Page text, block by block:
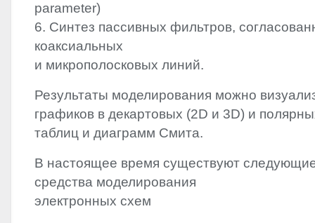
parameter)
6. Синтез пассивных фильтров,
коаксиальных
и микрополосковых линий.
Результаты моделирования можно
графиков в декартовых (2D и 3D) и
таблиц и диаграмм Смита.
В настоящее время существуют
средства моделирования
электронных схем